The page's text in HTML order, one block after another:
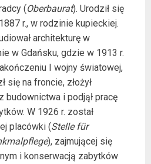
(Oberbaurat). Urodził się
r., w rodzinie kupieckiej.
architekturę w
w Gdańsku, gdzie w 1913 r.
I wojny światowej,
się na froncie, złożył
i podjął pracę
W 1926 r. został
placówki (Stelle für
), zajmującej się
i konserwacją zabytków